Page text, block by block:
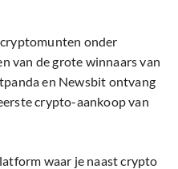
onder
van de grote winnaars van
en Newsbit ontvang
crypto-aankoop van
waar je naast crypto